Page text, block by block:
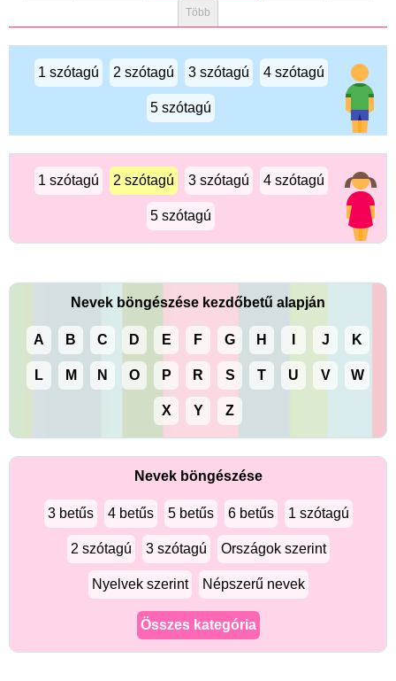
Több
1 szótagú 2 szótagú 3 szótagú 4 szótagú
5 szótagú
1 szótagú 2 szótagú 3 szótagú 4 szótagú
5 szótagú
Nevek böngészése kezdőbetű alapján
A B C D E F G H J K
L M N O P R S T U V W
X Y Z
Nevek böngészése
3 betűs 4 betűs 5 betűs 6 betűs 1 szótagú
2 szótagú 3 szótagú Országok szerint
Nyelvek szerint Népszerű nevek
Összes kategória